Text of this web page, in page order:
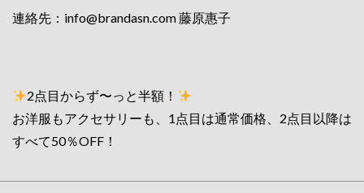
連絡先： info@brandasn.com藤原惠子
2点目からず〜っと半額！
お洋服もアクセサリーも、1点目は通常価格、2点目以降は
すべて50％OFF！